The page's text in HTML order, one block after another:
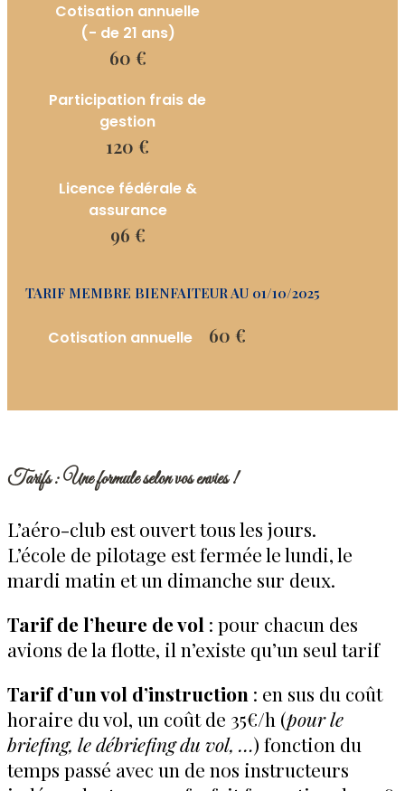
Cotisation annuelle
(- de 21 ans)
60 €
Participation frais de
gestion
120 €
Licence fédérale &
assurance
96 €
TARIF MEMBRE BIENFAITEUR AU 01/10/2025
Cotisation annuelle 60 €
Tarifs : Une formule selon vos envies !
L’aéro-club est ouvert tous les jours.
L’école de pilotage est fermée le lundi, le
mardi matin et un dimanche sur deux.
Tarif de l’heure de vol : pour chacun des
avions de la flotte, il n’existe qu’un seul tarif
Tarif d’un vol d’instruction : en sus du coût
horaire du vol, un coût de 35€/h (pour le
briefing, le débriefing du vol, …) fonction du
temps passé avec un de nos instructeurs